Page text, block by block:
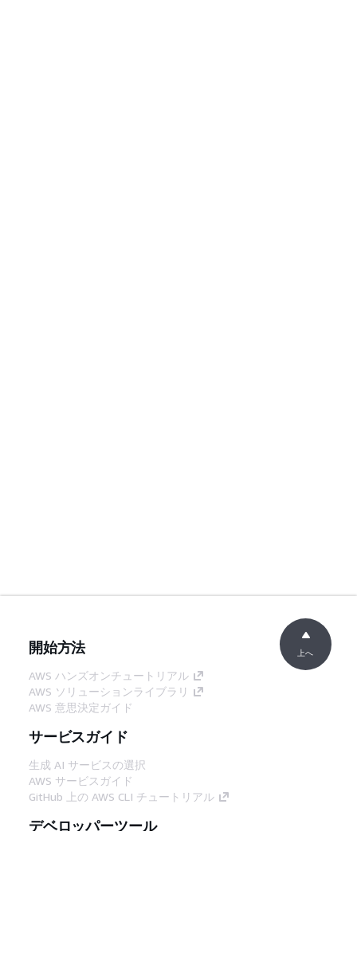
開始方法
AWS ハンズオンチュートリアル
AWS ソリューションライブラリ
AWS 意思決定ガイド
サービスガイド
生成 AI サービスの選択
AWS サービスガイド
GitHub 上の AWS CLI チュートリアル
デベロッパーツール
上へ